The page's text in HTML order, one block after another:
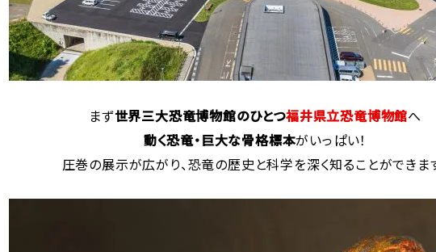
まず世界三大恐竜博物館のひとつ福井県立恐竜博物館へ
動く恐竜・巨大な骨格標本がいっぱい！
圧巻の展示が広がり、恐竜の歴史と科学を深く知ることができま